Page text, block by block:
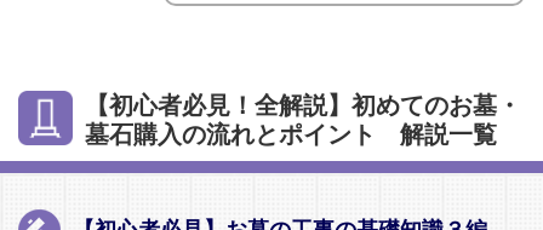
【初心者必見！全解説】初めてのお墓・
墓石購入の流れとポイント 解説一覧